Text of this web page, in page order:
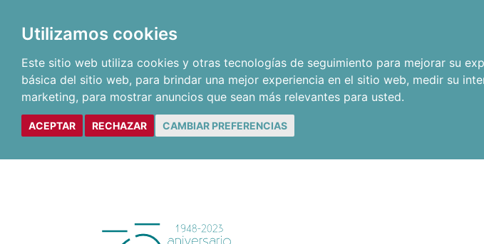
Utilizamos cookies
Este sitio web utiliza cookies y otras tecnologías de seguimiento para mejorar su
básica del sitio web, para brindar una mejor experiencia en el sitio web, medir su
marketing, para mostrar anuncios que sean más relevantes para usted.
ACEPTAR RECHAZAR CAMBIAR PREFERENCIAS